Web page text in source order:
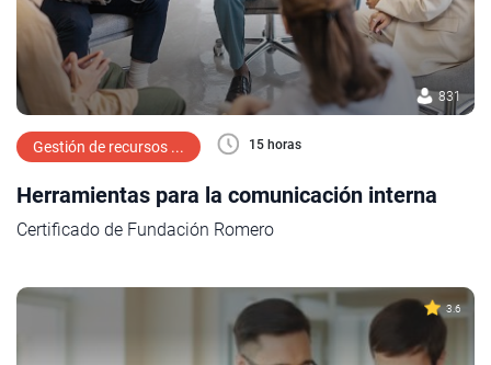
831
Gestión de recursos ... 15 horas
Herramientas para la comunicación interna
Certificado de Fundación Romero
3.6